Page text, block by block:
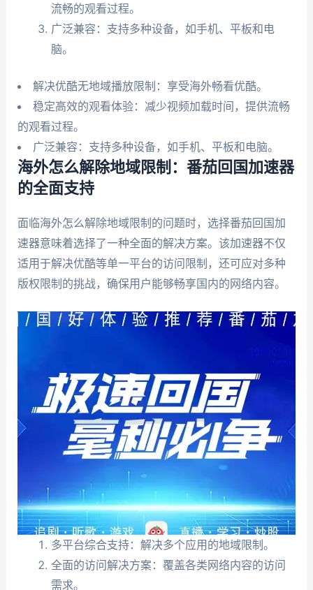
流畅的观看过程。
广泛兼容：支持多种设备，如手机、平板和电
脑。
解决优酷无地域播放限制：享受海外畅看优酷。
稳定高效的观看体验：减少视频加载时间，提供流畅
的观看过程。
广泛兼容：支持多种设备，如手机、平板和电脑。
海外怎么解除地域限制：番茄回国加速器
的全面支持
面临海外怎么解除地域限制的问题时，选择番茄回国加
速器意味着选择了一种全面的解决方案。该加速器不仅
适用于解决优酷等单一平台的访问限制，还可应对多种
版权限制的挑战，确保用户能够畅享国内的网络内容。
多平台综合支持：解决多个应用的地域限制。
全面的访问解决方案：覆盖各类网络内容的访问
需求。